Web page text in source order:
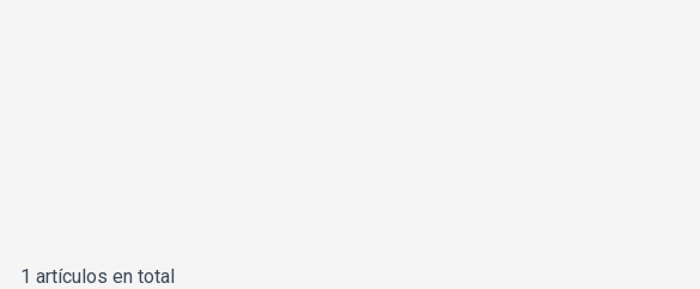
1 artículos en total